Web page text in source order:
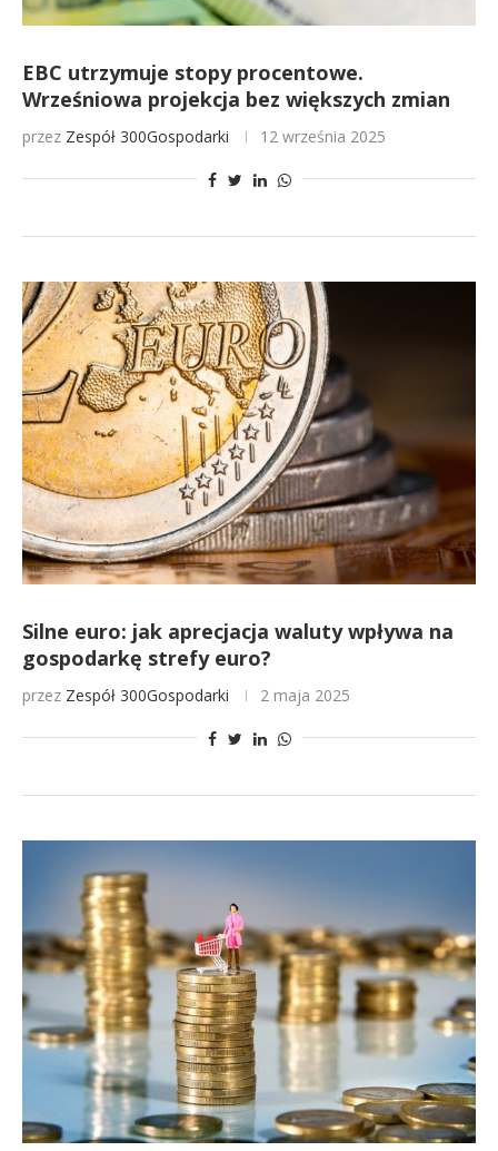
EBC utrzymuje stopy procentowe.
Wrześniowa projekcja bez większych zmian
przez Zespół 300Gospodarki 12 września 2025
Silne euro: jak aprecjacja waluty wpływa na
gospodarkę strefy euro?
przez Zespół 300Gospodarki 2 maja 2025